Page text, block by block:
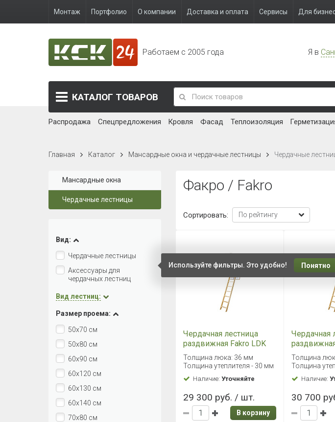
Монтаж Портфолио О компании Доставка и оплата Сервисы Для
Работаем с 2005 года Я в
КАТАЛОГ ТОВАРОВ
Распродажа Спецпредложения Кровля Фасад Теплоизоляция
Главная Каталог Мансардные окна и чердачные лестницы Чердачные
Факро / Fakro
Сортировать:
Чердачная лестница
раздвижная Fakro LDK
60х120
Толщина люка: 36 мм
Толщина утеплителя - 30 мм
Наличие: Уточняйте
29 300 руб. / шт.
В корзину
Чердачная
70х120
Толщина
Толщина
Наличие:
30 700
Мансардные окна
Чердачные лестницы
Используйте фильтры. Это удобно! Понятно
Вид:
Чердачные лестницы
Аксессуары для
чердачных лестниц
Вид лестниц:
Размер проема:
50х70 см
50х80 см
60х90 см
60х120 см
60х130 см
60х140 см
70х80 см